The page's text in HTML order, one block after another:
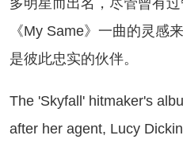
《My Same》一曲的灵感
是彼此忠实的伙伴。
'Skyfall' hitmaker's
after her agent, Lucy